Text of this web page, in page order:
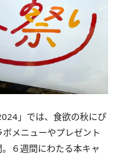
」では、食欲の秋にぴ
メニューやプレゼント
６週間にわたる本キャ